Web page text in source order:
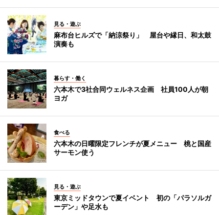
見る・遊ぶ
麻布台ヒルズで「納涼祭り」 屋台や縁日、和太鼓
演奏も
暮らす・働く
六本木で3社合同ウェルネス企画 社員100人が朝
ヨガ
食べる
六本木の日曜限定フレンチが夏メニュー 桃と国産
サーモン使う
見る・遊ぶ
東京ミッドタウンで夏イベント 初の「パラソルガ
ーデン」や足水も